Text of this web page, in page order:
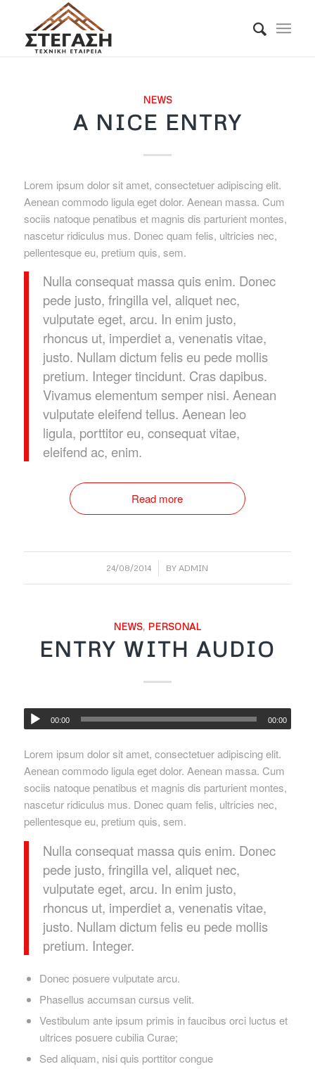
NEWS
A NICE ENTRY
Lorem ipsum dolor sit amet, consectetuer adipiscing elit.
Aenean commodo ligula eget dolor. Aenean massa. Cum
sociis natoque penatibus et magnis dis parturient montes,
nascetur ridiculus mus. Donec quam felis, ultricies nec,
pellentesque eu, pretium quis, sem.
Nulla consequat massa quis enim. Donec
pede justo, fringilla vel, aliquet nec,
vulputate eget, arcu. In enim justo,
rhoncus ut, imperdiet a, venenatis vitae,
justo. Nullam dictum felis eu pede mollis
pretium. Integer tincidunt. Cras dapibus.
Vivamus elementum semper nisi. Aenean
vulputate eleifend tellus. Aenean leo
ligula, porttitor eu, consequat vitae,
eleifend ac, enim.
Read more
24/08/2014
/ BYADMIN
NEWS, PERSONAL
ENTRY WITH AUDIO
00:00 00:00
Lorem ipsum dolor sit amet, consectetuer adipiscing elit.
Aenean commodo ligula eget dolor. Aenean massa. Cum
sociis natoque penatibus et magnis dis parturient montes,
nascetur ridiculus mus. Donec quam felis, ultricies nec,
pellentesque eu, pretium quis, sem.
Nulla consequat massa quis enim. Donec
pede justo, fringilla vel, aliquet nec,
vulputate eget, arcu. In enim justo,
rhoncus ut, imperdiet a, venenatis vitae,
justo. Nullam dictum felis eu pede mollis
pretium. Integer.
Donec posuere vulputate arcu.
Phasellus accumsan cursus velit.
Vestibulum ante ipsum primis in faucibus orci luctus et
ultrices posuere cubilia Curae;
Sed aliquam, nisi quis porttitor congue